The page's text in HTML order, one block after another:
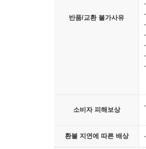
반품/교환 불가사유
소비자 피해보상
환불 지연에 따른 배상